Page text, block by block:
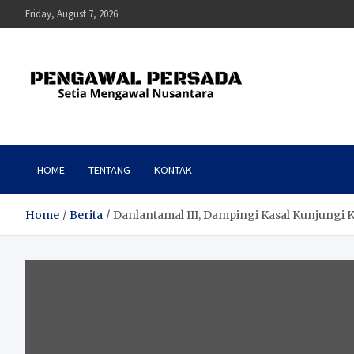
to
Friday, August 7, 2026
Pengawal Persada
HOME TENTANG KONTAK
Home Berita Danlantamal III, Dampingi Kasal Kunjungi